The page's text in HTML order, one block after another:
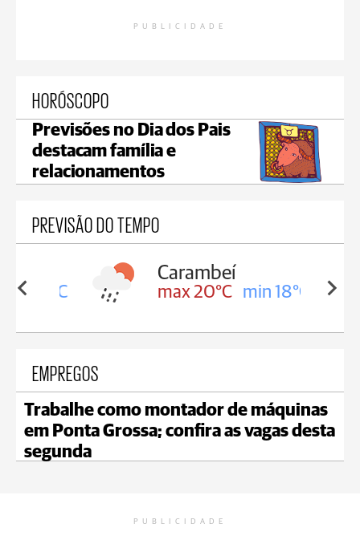
PUBLICIDADE
HORÓSCOPO
Previsões no Dia dos Pais
destacam família e
relacionamentos
PREVISÃO DO TEMPO
18°C
Carambeí
max 20°C min 18°C
EMPREGOS
Trabalhe como montador de máquinas
em Ponta Grossa; confira as vagas desta
segunda
PUBLICIDADE